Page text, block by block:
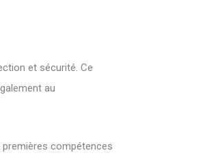
et sécurité. Ce
au
compétences